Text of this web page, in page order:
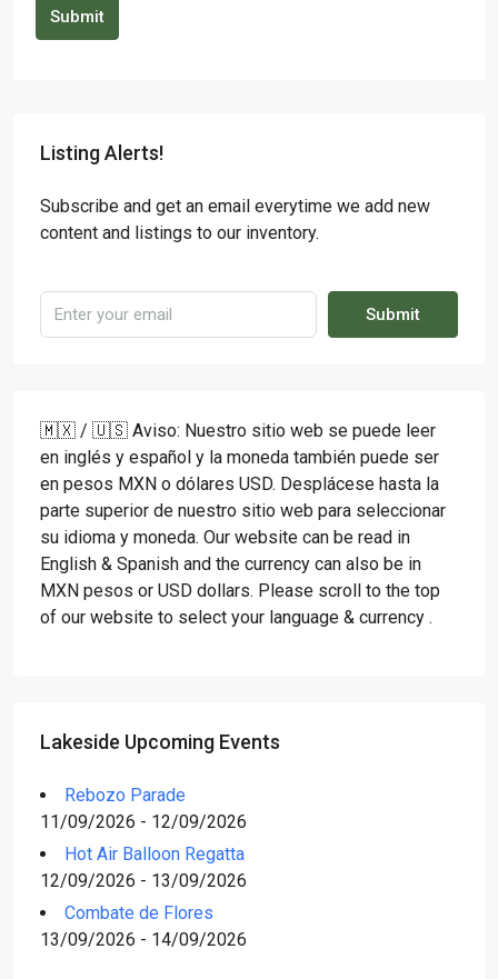
Submit
Listing Alerts!
Subscribe and get an email everytime we add new
content and listings to our inventory.
Submit
🇲🇽 / 🇺🇸 Aviso: Nuestro sitio web se puede leer
en inglés y español y la moneda también puede ser
en pesos MXN o dólares USD. Desplácese hasta la
parte superior de nuestro sitio web para seleccionar
su idioma y moneda. Our website can be read in
English & Spanish and the currency can also be in
MXN pesos or USD dollars. Please scroll to the top
of our website to select your language & currency .
Lakeside Upcoming Events
Rebozo Parade
11/09/2026 - 12/09/2026
Hot Air Balloon Regatta
12/09/2026 - 13/09/2026
Combate de Flores
13/09/2026 - 14/09/2026